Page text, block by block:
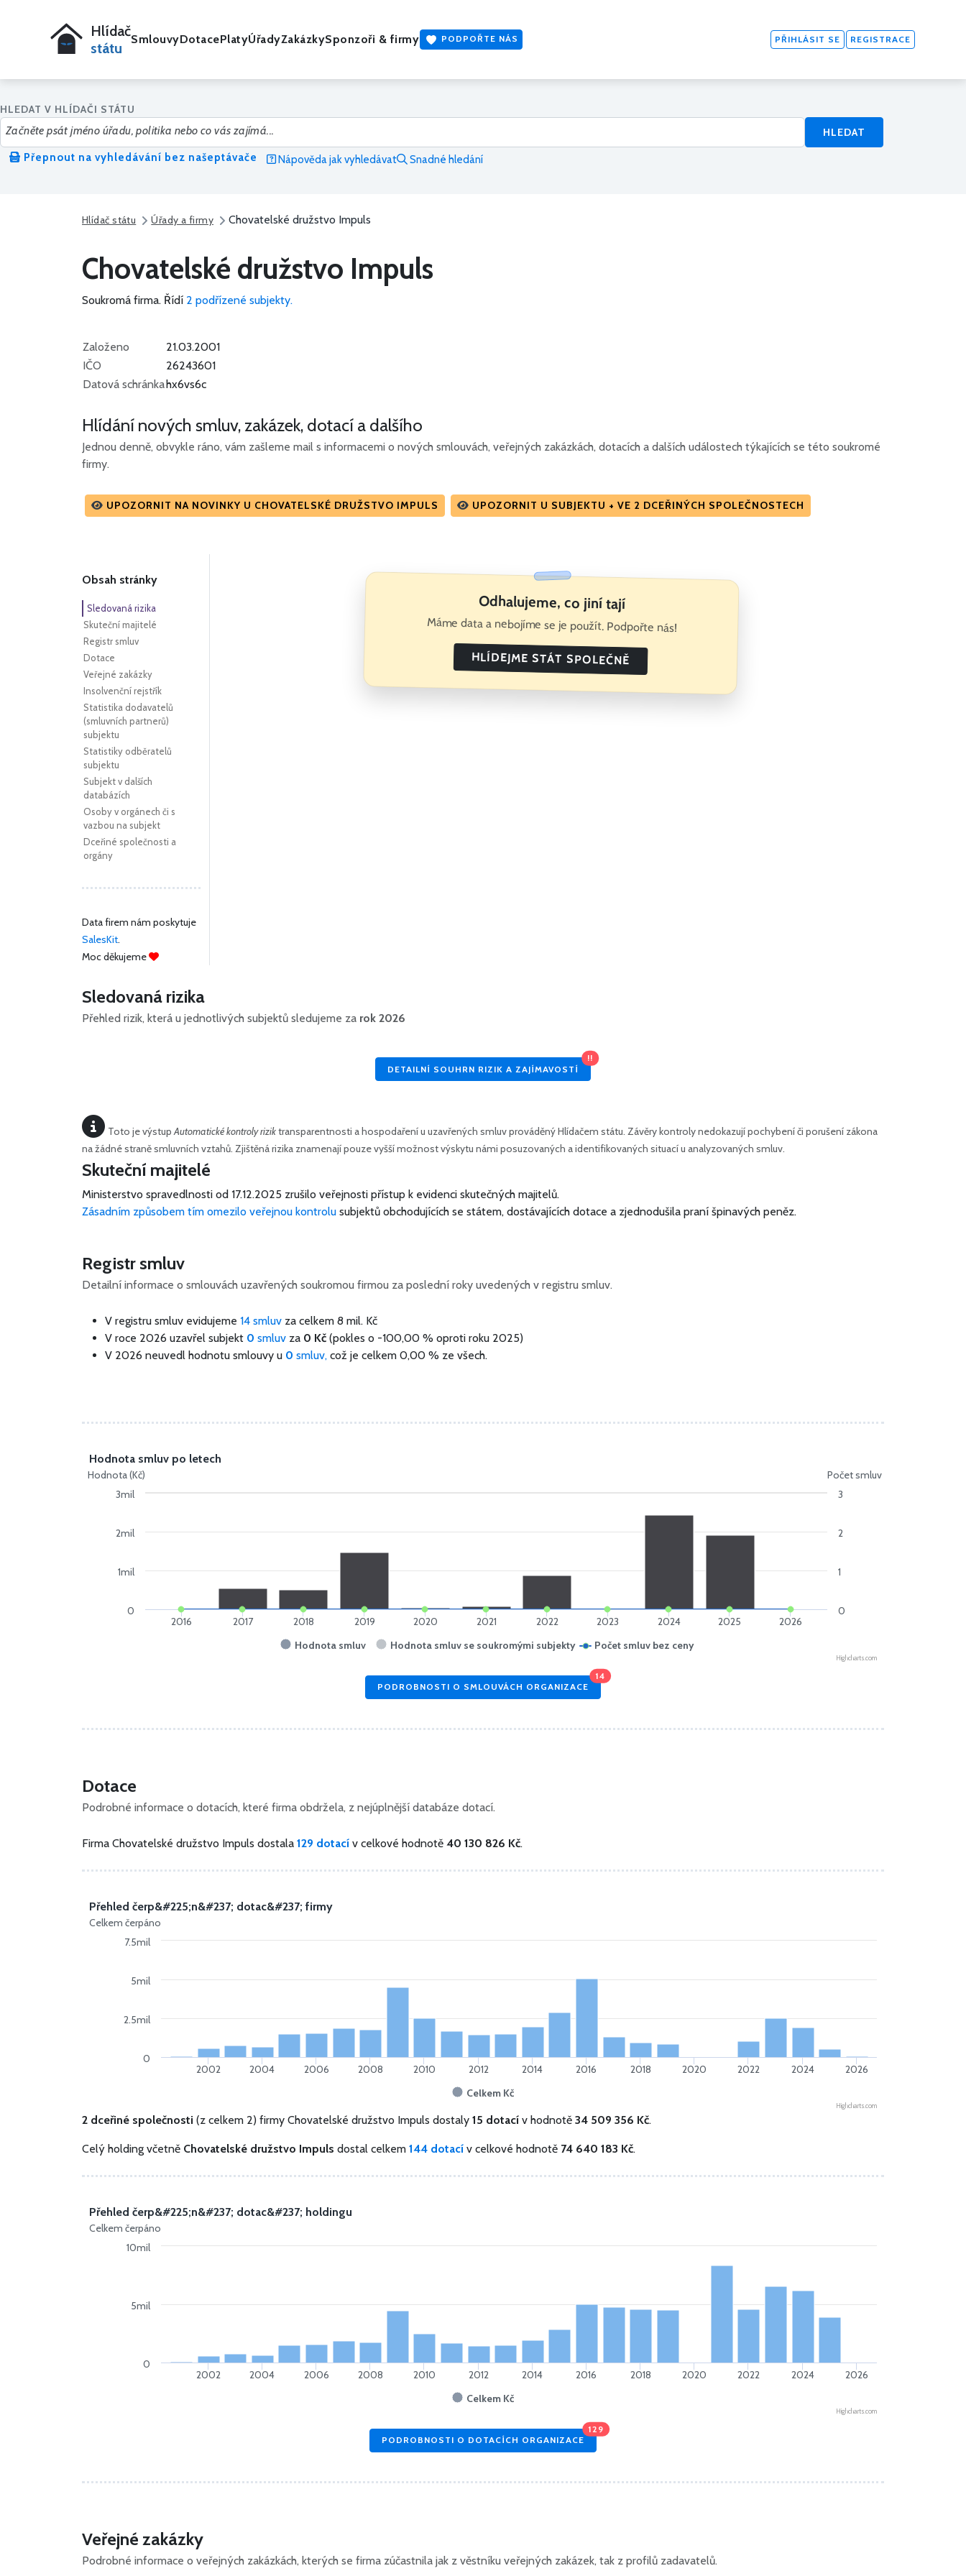
Hlídač
státu
SmlouvyDotacePlatyÚřadyZakázkySponzoři & firmy PODPOŘTE NÁS PŘIHLÁSIT SE REGISTRACE
HLEDAT V HLÍDAČI STÁTU
HLEDAT
Přepnout na vyhledávání bez našeptávače
Nápověda jak vyhledávat Snadné hledání
Hlídač státu Úřady a firmy Chovatelské družstvo Impuls
Chovatelské družstvo Impuls
Soukromá firma. Řídí 2 podřízené subjekty.
Založeno
21.03.2001
IČO
26243601
Datová schránka hx6vs6c
Hlídání nových smluv, zakázek, dotací a dalšího
Jednou denně, obvykle ráno, vám zašleme mail s informacemi o nových smlouvách, veřejných zakázkách, dotacích a dalších událostech týkajících se této soukromé
firmy.
UPOZORNIT NA NOVINKY U CHOVATELSKÉ DRUŽSTVO IMPULS UPOZORNIT U SUBJEKTU + VE 2 DCEŘINÝCH SPOLEČNOSTECH
Obsah stránky
Sledovaná rizika
Skuteční majitelé
Registr smluv
Dotace
Veřejné zakázky
Insolvenční rejstřík
Statistika dodavatelů
(smluvních partnerů)
subjektu
Statistiky odběratelů
subjektu
Subjekt v dalších
databázích
Osoby v orgánech či s
vazbou na subjekt
Dceřiné společnosti a
orgány
Data firem nám poskytuje
SalesKit.
Moc děkujeme
Odhalujeme, co jiní tají
Máme data a nebojíme se je použít. Podpořte nás!
HLÍDEJME STÁT SPOLEČNĚ
Sledovaná rizika
Přehled rizik, která u jednotlivých subjektů sledujeme za rok 2026
DETAILNÍ SOUHRN RIZIK A ZAJÍMAVOSTÍ
!!
Toto je výstupAutomatické kontroly riziktransparentnosti a hospodaření u uzavřených smluv prováděný Hlídačem státu. Závěry kontroly nedokazují pochybení či porušení zákona
na žádné straně smluvních vztahů. Zjištěná rizika znamenají pouze vyšší možnost výskytu námi posuzovaných a identifikovaných situací u analyzovaných smluv.
Skuteční majitelé
Ministerstvo spravedlnosti od 17.12.2025 zrušilo veřejnosti přístup k evidenci skutečných majitelů.
Zásadním způsobem tím omezilo veřejnou kontrolu subjektů obchodujících se státem, dostávajících dotace a zjednodušila praní špinavých peněz.
Registr smluv
Detailní informace o smlouvách uzavřených soukromou firmou za poslední roky uvedených v registru smluv.
V registru smluv evidujeme 14 smluv za celkem 8 mil. Kč
V roce 2026 uzavřel subjekt 0 smluv za 0 Kč (pokles o -100,00 % oproti roku 2025)
V 2026 neuvedl hodnotu smlouvy u 0 smluv, což je celkem 0,00 % ze všech.
Hodnota (Kč) Počet smluv
Hodnota smluv po letech
Hodnota smluv Hodnota smluv se soukromými subjekty Počet smluv bez ceny
2016 2017 2018 2019 2020 2021 2022 2023 2024 2025 2026
0
1mil
2mil
3mil
0
1
2
3
Highcharts.com
PODROBNOSTI O SMLOUVÁCH ORGANIZACE
14
Dotace
Podrobné informace o dotacích, které firma obdržela, z nejúplnější databáze dotací.
Firma Chovatelské družstvo Impuls dostala 129 dotací v celkové hodnotě 40 130 826 Kč.
Celkem čerpáno
Přehled čerp&#225;n&#237; dotac&#237; firmy
Celkem Kč
2002 2004 2006 2008 2010 2012 2014 2016 2018 2020 2022 2024 2026
0
2.5mil
5mil
7.5mil
Highcharts.com
2 dceřiné společnosti (z celkem 2) firmy Chovatelské družstvo Impuls dostaly 15 dotací v hodnotě 34 509 356 Kč.
Celý holding včetně Chovatelské družstvo Impuls dostal celkem 144 dotací v celkové hodnotě 74 640 183 Kč.
Celkem čerpáno
Přehled čerp&#225;n&#237; dotac&#237; holdingu
Celkem Kč
2002 2004 2006 2008 2010 2012 2014 2016 2018 2020 2022 2024 2026
0
5mil
10mil
Highcharts.com
PODROBNOSTI O DOTACÍCH ORGANIZACE
129
Veřejné zakázky
Podrobné informace o veřejných zakázkách, kterých se firma zúčastnila jak z věstníku veřejných zakázek, tak z profilů zadavatelů.